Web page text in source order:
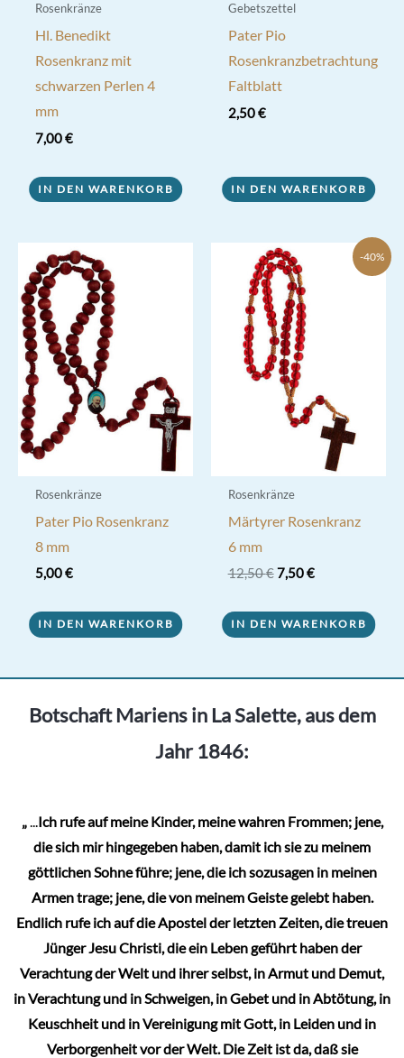
Rosenkränze
Hl. Benedikt
Rosenkranz mit
schwarzen Perlen 4
mm
7,00€
IN DEN WARENKORB
Gebetszettel
Pater Pio
Rosenkranzbetrachtung
Faltblatt
2,50€
IN DEN WARENKORB
Rosenkränze
Pater Pio Rosenkranz
8 mm
5,00€
IN DEN WARENKORB
-40%
Rosenkränze
Märtyrer Rosenkranz
6 mm
12,50€ Ursprünglicher
12,50 €
7,50€Aktueller
7,50 €.
IN DEN WARENKORB
Botschaft Mariens in La Salette, aus dem
Jahr 1846:
„...Ich rufe auf meine Kinder, meine wahren Frommen; jene,
die sich mir hingegeben haben, damit ich sie zu meinem
göttlichen Sohne führe; jene, die ich sozusagen in meinen
Armen trage; jene, die von meinem Geiste gelebt haben.
Endlich rufe ich auf die Apostel der letzten Zeiten, die treuen
Jünger Jesu Christi, die ein Leben geführt haben der
Verachtung der Welt und ihrer selbst, in Armut und Demut,
in Verachtung und in Schweigen, in Gebet und in Abtötung, in
Keuschheit und in Vereinigung mit Gott, in Leiden und in
Verborgenheit vor der Welt. Die Zeit ist da, daß sie